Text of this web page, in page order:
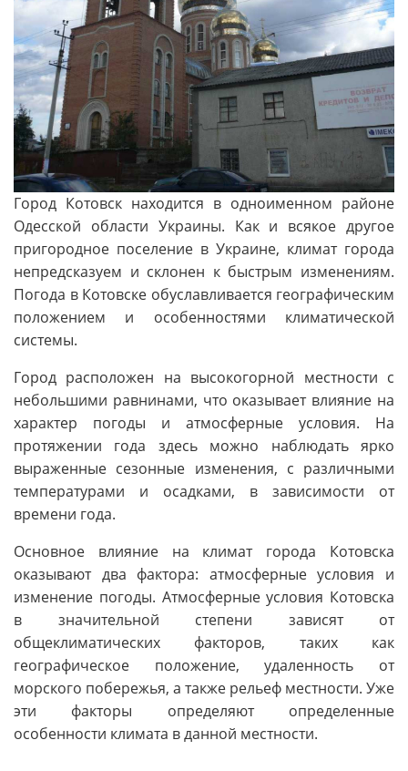
Город Котовск находится в одноименном районе
Одесской области Украины. Как и всякое другое
пригородное поселение в Украине, климат города
непредсказуем и склонен к быстрым изменениям.
Погода в Котовске обуславливается географическим
положением и особенностями климатической
системы.
Город расположен на высокогорной местности с
небольшими равнинами, что оказывает влияние на
характер погоды и атмосферные условия. На
протяжении года здесь можно наблюдать ярко
выраженные сезонные изменения, с различными
температурами и осадками, в зависимости от
времени года.
Основное влияние на климат города Котовска
оказывают два фактора: атмосферные условия и
изменение погоды. Атмосферные условия Котовска
в значительной степени зависят от
общеклиматических факторов, таких как
географическое положение, удаленность от
морского побережья, а также рельеф местности. Уже
эти факторы определяют определенные
особенности климата в данной местности.